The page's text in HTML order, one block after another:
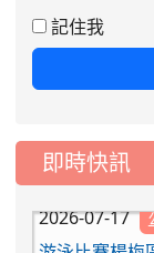
記住我
即時快訊
師甄選簡章
2026-08-03
態編班結果公
工車輛臨停」
2026-07-17
游泳比賽楊梅